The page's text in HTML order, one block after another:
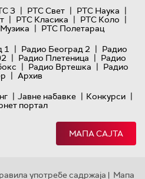
3 | РТС Свет | РТС Наука |
| РТС Класика | РТС Коло |
| РТС Полетарац
1 | Радио Београд 2 | Радио
| Радио Плетеница | Радио
| Радио Вртешка | Радио
| Архив
| Јавне набавке | Конкурси |
портал
МАПА САЈТА
употребе садржаја | Мапа